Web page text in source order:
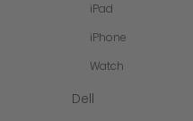
iPad
iPhone
Watch
Dell